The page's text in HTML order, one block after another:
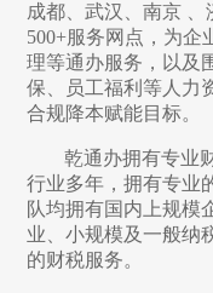
成都、武汉、南京 、
500+服务网点，为企
理等通办服务，以及
保、员工福利等人力
合规降本赋能目标。
乾通办拥有专业
行业多年，拥有专业
队均拥有国内上规模
业、小规模及一般纳
的财税服务。